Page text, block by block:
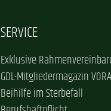
SERVICE
Exklusive
GDL-Mitgliedermagazin
Beihilfe im Sterbefall